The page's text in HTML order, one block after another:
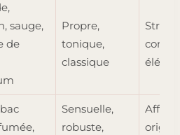
sauge,
de
Propre,
tonique,
classique
Sensuelle,
robuste,